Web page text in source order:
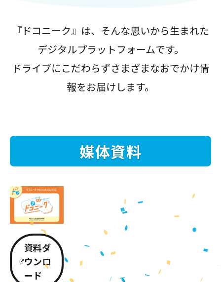
『ドコニーク』は、そんな思いから生まれた
デジタルプラットフォームです。
ドライブにこだわらずさまざまなおでかけ情
報をお届けします。
媒体資料
資料ダ
ウンロ
ード